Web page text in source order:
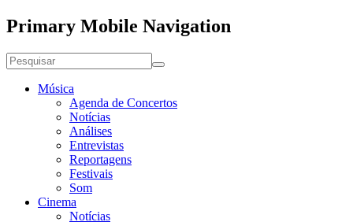
Primary Mobile Navigation
Música
Agenda de Concertos
Notícias
Análises
Entrevistas
Reportagens
Festivais
Som
Cinema
Notícias